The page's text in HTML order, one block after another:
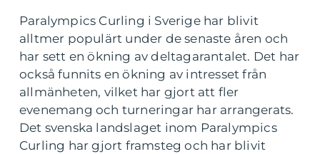
Paralympics Curling i Sverige har blivit
alltmer populärt under de senaste åren och
har sett en ökning av deltagarantalet. Det har
också funnits en ökning av intresset från
allmänheten, vilket har gjort att fler
evenemang och turneringar har arrangerats.
Det svenska landslaget inom Paralympics
Curling har gjort framsteg och har blivit